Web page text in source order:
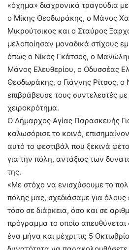
«όχημα» διαχρονικά τραγούδια
ο Μίκης Θεοδωράκης, ο Μάνος
Μικρούτσικος και ο Σταύρος
μελοποίησαν μοναδικά στίχους
όπως ο Νίκος Γκάτσος, ο
Μάνος Ελευθερίου, ο Οδυσσέας
Θεοδωράκης, ο Γιάννης Ρίτσος, ο
επιβράβευσε τους συντελεστές
χειροκρότημα.
Ο Δήμαρχος Αγίας Παρασκευής
καλωσόρισε το κοινό,
αυτό το φεστιβάλ που ξεκινά
για την πόλη, αντάξιος των
της.
«Με στόχο να ενισχύσουμε το
πόλης μας, σχεδιάσαμε για όλους
τόσο σε διάρκεια, όσο και σε
πρόγραμμα το οποίο απευθύνεται
ένα μήνα και μέχρι τις 5